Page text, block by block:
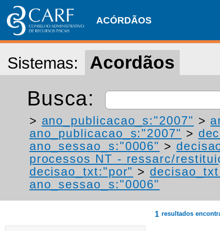
ACÓRDÃOS
Sistemas: Acordãos
Busca:
> ano_publicacao_s:"2007" >
ano_publicacao_s:"2007" >
ano_sessao_s:"0006" >
processos NT - ressarc/
decisao_txt:"por" >
ano_sessao_s:"0006"
1 resultados